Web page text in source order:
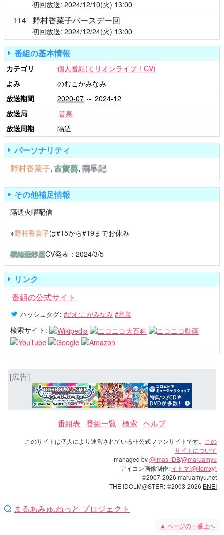
2024/12/10(火) 13:00
114 野村香菜子バースデー回
2024/12/24(火) 13:00
番組の基本情報
カテゴリ
個人番組(ミリオンライブ！CV)
よみ
のむこがみなみ
放送期間
2020-07 ～ 2024-12
放送局
音泉
放送周期
隔週
パーソナリティ
野村香菜子,古賀葵,南早紀
その他補足情報
隔週火曜配信
※野村香菜子は#15から#19までお休み
根緒亜紗里CV発表：2024/3/5
リンク
番組の公式サイト
ハッシュタグ: #のむこがみなみ #音泉
検索サイト:
[広告]
番組表 番組一覧 検索 ヘルプ
このサイトは個人により運営されている非公式ファンサイトです。
この
サイトについて
managed by@imas_DB/@maruamyu
アイコン画像制作: イトマ(@itomxy)
©2007-2026 maruamyu.net
THE IDOLM@STER: ©2003-2026 BNEI
まるあみゅ.ねっと プロジェクト
▲ ページの一番上へ